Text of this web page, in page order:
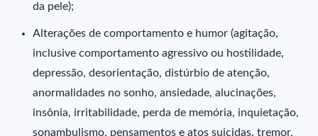
da pele);
Alterações de comportamento e humor (agitação,
inclusive comportamento agressivo ou hostilidade,
depressão, desorientação, distúrbio de atenção,
anormalidades no sonho, ansiedade, alucinações,
insônia, irritabilidade, perda de memória, inquietação,
sonambulismo, pensamentos e atos suicidas, tremor,